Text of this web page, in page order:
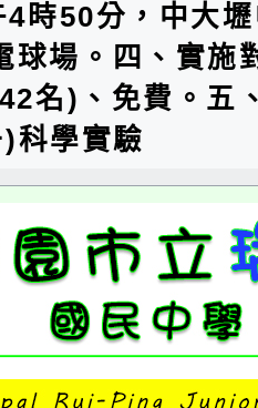
時50分，中大
球場。四、實施
名)、免費。五
科學實驗